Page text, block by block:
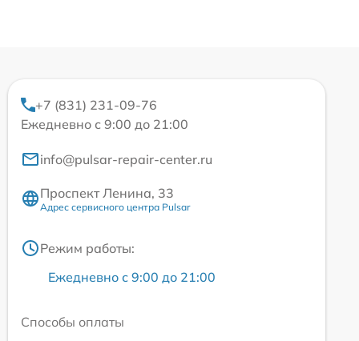
+7 (831) 231-09-76
Ежедневно с 9:00 до 21:00
info@pulsar-repair-center.ru
Проспект Ленина, 33
Адрес сервисного центра Pulsar
Режим работы:
Ежедневно с 9:00 до 21:00
Способы оплаты